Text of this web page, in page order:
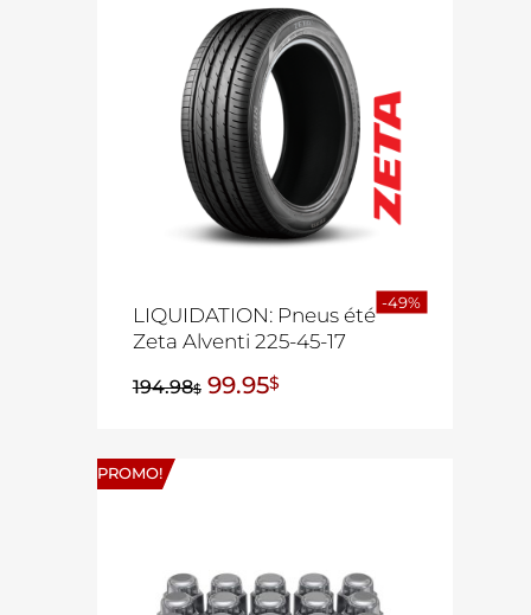
LIQUIDATION: Pneus été
Zeta Alventi 225-45-17
194.98$ 99.95$
-49%
PROMO!